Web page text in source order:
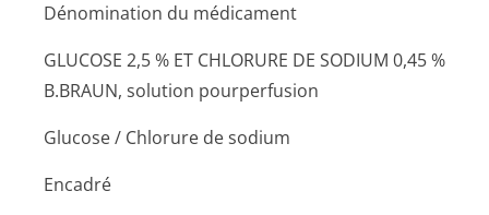
Dénomination du médicament
GLUCOSE 2,5 % ET CHLORURE DE SODIUM 0,45 %
B.BRAUN, solution pourperfusion
Glucose / Chlorure de sodium
Encadré